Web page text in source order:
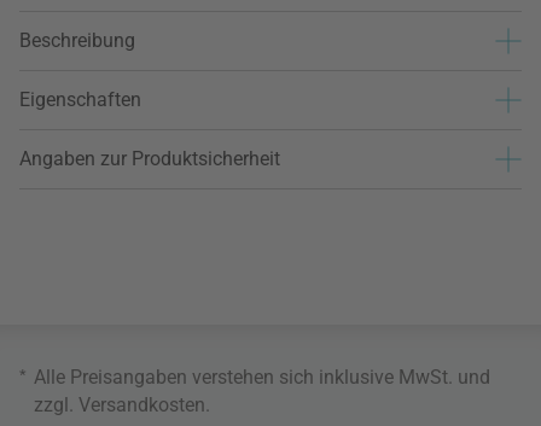
Beschreibung
Eigenschaften
Angaben zur Produktsicherheit
* Alle Preisangaben verstehen sich inklusive MwSt. und
zzgl. Versandkosten